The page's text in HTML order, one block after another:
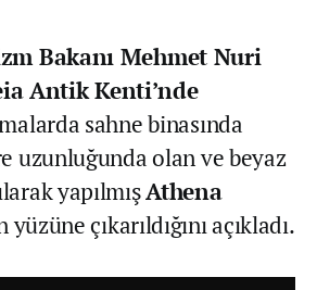
Bakanı Mehmet Nuri
Antik Kenti’nde
sahne binasında
uzunluğunda olan ve beyaz
yapılmışAthena
yüzüne çıkarıldığını açıkladı.